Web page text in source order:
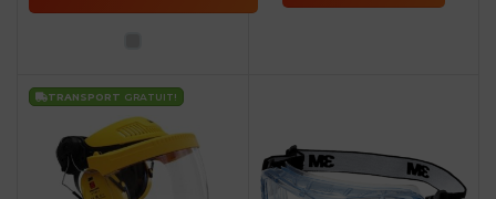
TRANSPORT GRATUIT!